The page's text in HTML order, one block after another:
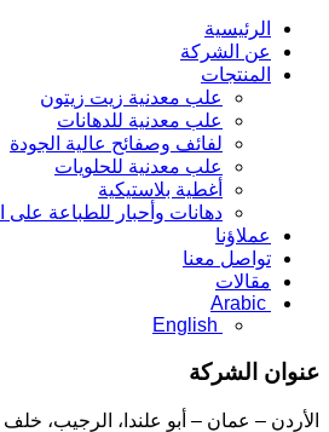
الرئيسية
عن الشركة
المنتجات
علب معدنية زيت زيتون
علب معدنية للدهانات
لفائف وصفائح عالية الجودة
علب معدنية للحلويات
أغطية بلاستيكية
دهانات وأحبار للطباعة على
عملاؤنا
تواصل معنا
مقالات
Arabic
English
عنوان الشركة
الأردن – عمان – أبو علندا، الرجيب،